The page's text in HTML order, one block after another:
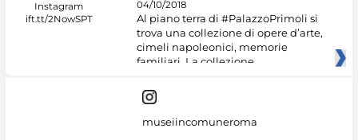
04/10/2018
Al piano terra di #PalazzoPrimoli si
trova una collezione di opere d’arte,
cimeli napoleonici, memorie
familiari. La collezione
museiincomuneroma